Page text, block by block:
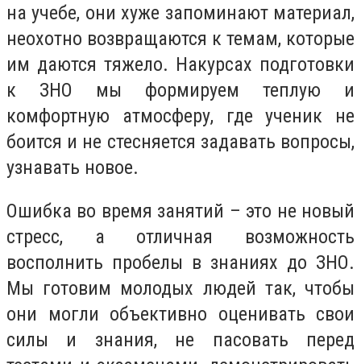
на учебе, они хуже запоминают материал,
неохотно возвращаются к темам, которые
им даются тяжело. Накурсах подготовки
к ЗНО мы формируем теплую и
комфортную атмосферу, где ученик не
боится и не стесняется задавать вопросы,
узнавать новое.
Ошибка во время занятий – это не новый
стресс, а отличная возможность
восполнить пробелы в знаниях до ЗНО.
Мы готовим молодых людей так, чтобы
они могли объективно оценивать свои
силы и знания, не пасовать перед